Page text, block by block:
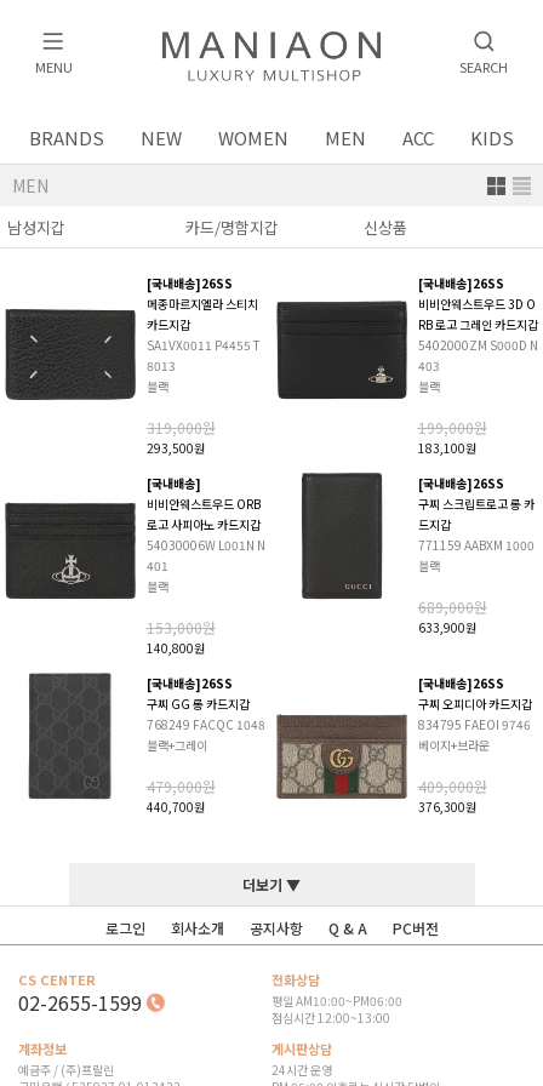
MENU SEARCH
BRANDS NEW WOMEN MEN ACC KIDS
MEN
[국내배송]26SS
메종마르지엘라 스티치
카드지갑
SA1VX0011 P4455 T
8013
블랙
319,000원
293,500원
[국내배송]26SS
비비안웨스트우드 3D O
RB 로고 그레인 카드지갑
5402000ZM S000D N
403
블랙
199,000원
183,100원
[국내배송]
비비안웨스트우드 ORB
로고 사피아노 카드지갑
54030006W L001N N
401
블랙
153,000원
140,800원
[국내배송]26SS
구찌 스크립트로고 롱 카
드지갑
771159 AABXM 1000
블랙
689,000원
633,900원
[국내배송]26SS
구찌 GG 롱 카드지갑
768249 FACQC 1048
블랙+그레이
479,000원
440,700원
[국내배송]26SS
구찌 오피디아 카드지갑
834795 FAEOI 9746
베이지+브라운
409,000원
376,300원
더보기 ▼
로그인 회사소개 공지사항 Q & A PC버전
CS CENTER
02-2655-1599
전화상담
평일 AM10:00~PM06:00
점심시간 12:00~13:00
계좌정보
예금주 / (주)프랄린
게시판상담
24시간 운영